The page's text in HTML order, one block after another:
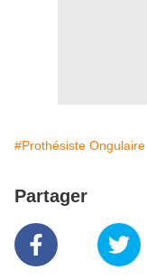
#Prothésiste Ongulaire
Partager